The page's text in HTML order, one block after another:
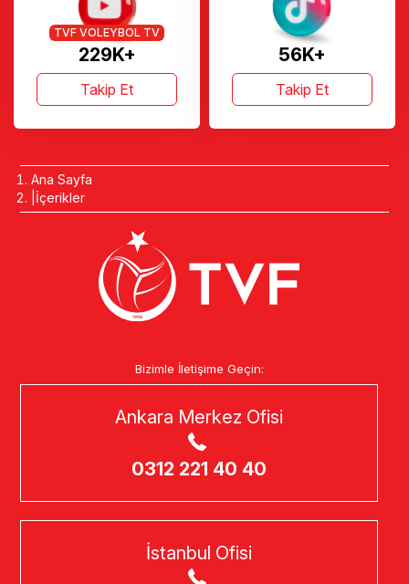
229K+
TVF VOLEYBOL TV
Takip Et
56K+
Takip Et
Ana Sayfa
İçerikler
Bizimle İletişime Geçin:
Ankara Merkez Ofisi
0312 221 40 40
İstanbul Ofisi